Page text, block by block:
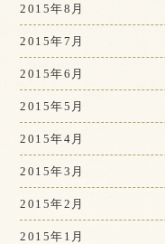
2015年8月
2015年7月
2015年6月
2015年5月
2015年4月
2015年3月
2015年2月
2015年1月